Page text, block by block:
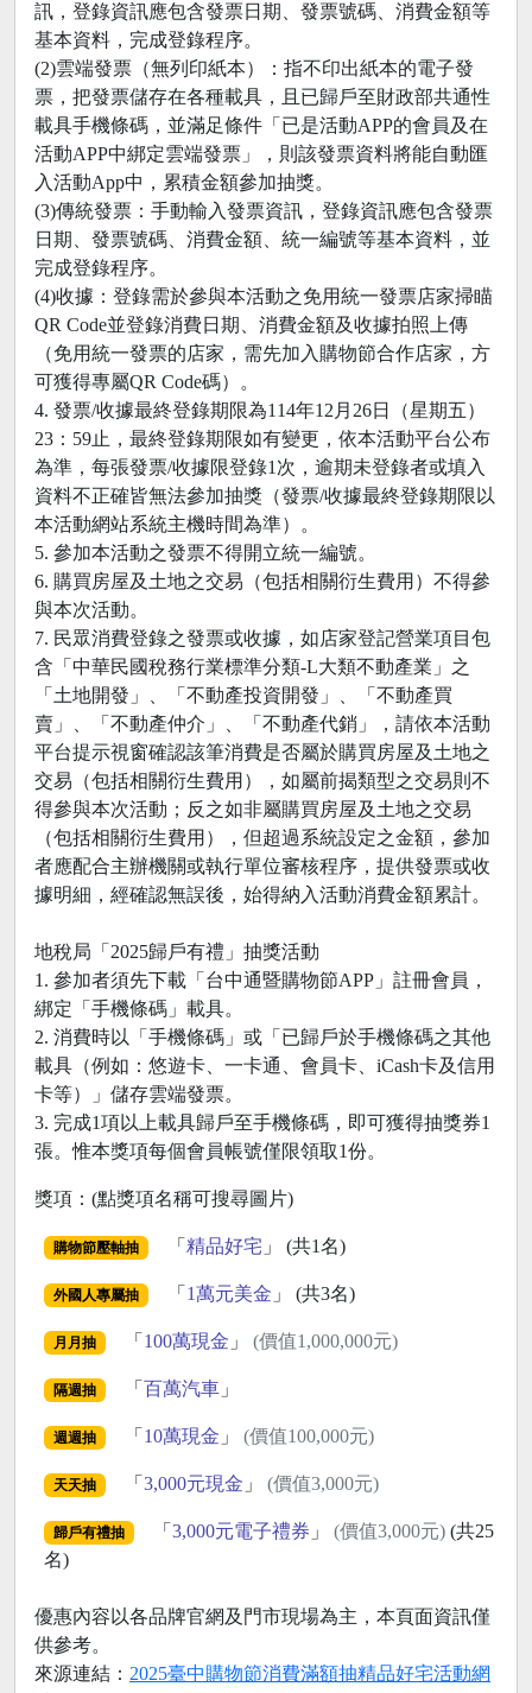
訊，登錄資訊應包含發票日期、發票號碼、消費金額等
基本資料，完成登錄程序。
(2)雲端發票（無列印紙本）：指不印出紙本的電子發
票，把發票儲存在各種載具，且已歸戶至財政部共通性
載具手機條碼，並滿足條件「已是活動APP的會員及在
活動APP中綁定雲端發票」，則該發票資料將能自動匯
入活動App中，累積金額參加抽獎。
(3)傳統發票：手動輸入發票資訊，登錄資訊應包含發票
日期、發票號碼、消費金額、統一編號等基本資料，並
完成登錄程序。
(4)收據：登錄需於參與本活動之免用統一發票店家掃瞄
QR Code並登錄消費日期、消費金額及收據拍照上傳
（免用統一發票的店家，需先加入購物節合作店家，方
可獲得專屬QR Code碼）。
4. 發票/收據最終登錄期限為114年12月26日（星期五）
23：59止，最終登錄期限如有變更，依本活動平台公布
為準，每張發票/收據限登錄1次，逾期未登錄者或填入
資料不正確皆無法參加抽獎（發票/收據最終登錄期限以
本活動網站系統主機時間為準）。
5. 參加本活動之發票不得開立統一編號。
6. 購買房屋及土地之交易（包括相關衍生費用）不得參
與本次活動。
7. 民眾消費登錄之發票或收據，如店家登記營業項目包
含「中華民國稅務行業標準分類-L大類不動產業」之
「土地開發」、「不動產投資開發」、「不動產買
賣」、「不動產仲介」、「不動產代銷」，請依本活動
平台提示視窗確認該筆消費是否屬於購買房屋及土地之
交易（包括相關衍生費用），如屬前揭類型之交易則不
得參與本次活動；反之如非屬購買房屋及土地之交易
（包括相關衍生費用），但超過系統設定之金額，參加
者應配合主辦機關或執行單位審核程序，提供發票或收
據明細，經確認無誤後，始得納入活動消費金額累計。
地稅局「2025歸戶有禮」抽獎活動
1. 參加者須先下載「台中通暨購物節APP」註冊會員，
綁定「手機條碼」載具。
2. 消費時以「手機條碼」或「已歸戶於手機條碼之其他
載具（例如：悠遊卡、一卡通、會員卡、iCash卡及信用
卡等）」儲存雲端發票。
3. 完成1項以上載具歸戶至手機條碼，即可獲得抽獎券1
張。惟本獎項每個會員帳號僅限領取1份。
獎項：(點獎項名稱可搜尋圖片)
購物節壓軸抽 「 精品好宅 」 (共1名)
外國人專屬抽 「 1萬元美金 」 (共3名)
月月抽 「 100萬現金 」 (價值1,000,000元)
隔週抽 「 百萬汽車」
週週抽 「 10萬現金 」 (價值100,000元)
天天抽 「 3,000元現金 」 (價值3,000元)
歸戶有禮抽 「 3,000元電子禮券 」 (價值3,000元)(共25
名)
優惠內容以各品牌官網及門市現場為主，本頁面資訊僅
供參考。
來源連結： 2025臺中購物節消費滿額抽精品好宅活動網